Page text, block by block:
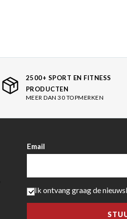
2500+ SPORT EN FITNESS
PRODUCTEN
MEER DAN 30 TOPMERKEN
Email
Ik ontvang graag de